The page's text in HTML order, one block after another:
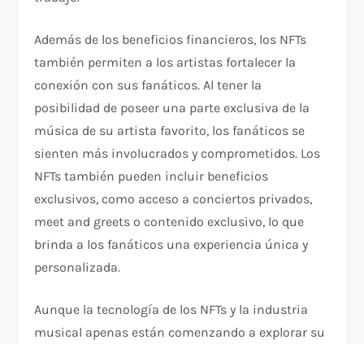
Además de los beneficios financieros, los NFTs
también permiten a los artistas fortalecer la
conexión con sus fanáticos. Al tener la
posibilidad de poseer una parte exclusiva de la
música de su artista favorito, los fanáticos se
sienten más involucrados y comprometidos. Los
NFTs también pueden incluir beneficios
exclusivos, como acceso a conciertos privados,
meet and greets o contenido exclusivo, lo que
brinda a los fanáticos una experiencia única y
personalizada.
Aunque la tecnología de los NFTs y la industria
musical apenas están comenzando a explorar su